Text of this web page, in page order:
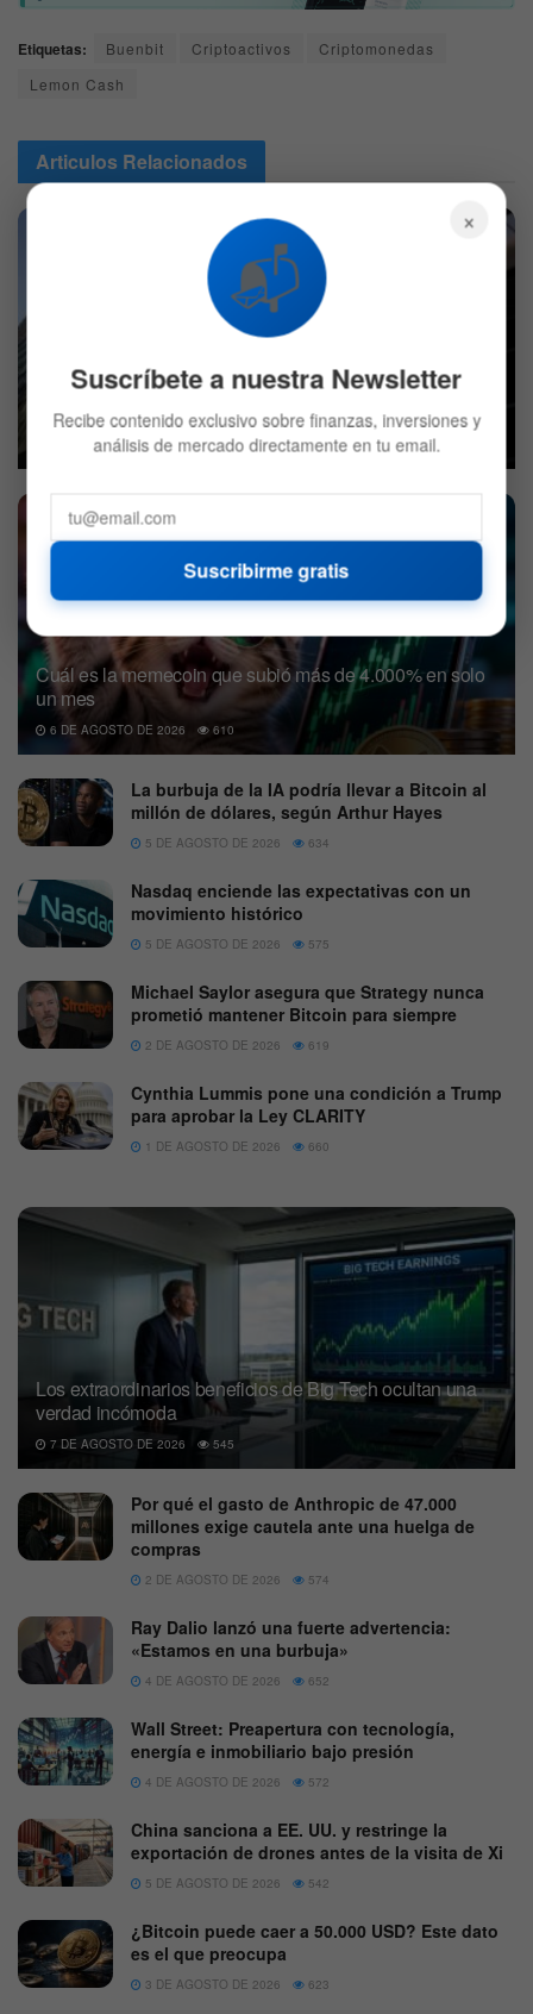
Etiquetas: Buenbit Criptoactivos
Criptomonedas
Lemon Cash
Articulos Relacionados
BlackRock decidió vender Bitcoin: ¿Qué compró en su
lugar?
7 DE AGOSTO DE 2026 537
Cuál es la memecoin que subió más de 4.000% en solo
un mes
6 DE AGOSTO DE 2026 610
La burbuja de la IA podría llevar a Bitcoin al
millón de dólares, según Arthur Hayes
5 DE AGOSTO DE 2026 634
Nasdaq enciende las expectativas con un
movimiento histórico
5 DE AGOSTO DE 2026 575
Michael Saylor asegura que Strategy nunca
prometió mantener Bitcoin para siempre
2 DE AGOSTO DE 2026 619
Cynthia Lummis pone una condición a Trump
para aprobar la Ley CLARITY
1 DE AGOSTO DE 2026 660
Los extraordinarios beneficios de Big Tech ocultan una
verdad incómoda
7 DE AGOSTO DE 2026 545
Por qué el gasto de Anthropic de 47.000
millones exige cautela ante una huelga de
compras
2 DE AGOSTO DE 2026 574
Ray Dalio lanzó una fuerte advertencia:
«Estamos en una burbuja»
4 DE AGOSTO DE 2026 652
Wall Street: Preapertura con tecnología,
energía e inmobiliario bajo presión
4 DE AGOSTO DE 2026 572
China sanciona a EE. UU. y restringe la
exportación de drones antes de la visita de Xi
5 DE AGOSTO DE 2026 542
¿Bitcoin puede caer a 50.000 USD? Este dato
es el que preocupa
3 DE AGOSTO DE 2026 623
×
📬
Suscríbete a nuestra Newsletter
Recibe contenido exclusivo sobre finanzas, inversiones y
análisis de mercado directamente en tu email.
Suscribirme gratis